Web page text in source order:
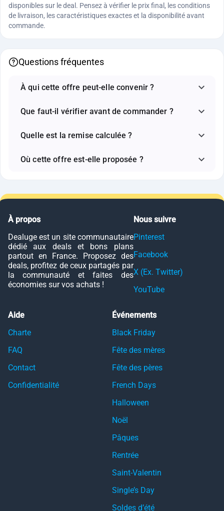
disponibles sur le deal. Pensez à vérifier le prix final, les conditions
de livraison, les caractéristiques exactes et la disponibilité avant
commande.
Questions fréquentes
À qui cette offre peut-elle convenir ?
Que faut-il vérifier avant de commander ?
Quelle est la remise calculée ?
Où cette offre est-elle proposée ?
À propos
Dealuge est un site communautaire
dédié aux deals et bons plans
partout en France. Proposez des
deals, profitez de ceux partagés par
la communauté et faites des
économies sur vos achats !
Nous suivre
Pinterest
Facebook
X (Ex. Twitter)
YouTube
Aide
Charte
FAQ
Contact
Confidentialité
Événements
Black Friday
Fête des mères
Fête des pères
French Days
Halloween
Noël
Pâques
Rentrée
Saint-Valentin
Single’s Day
Soldes d’été